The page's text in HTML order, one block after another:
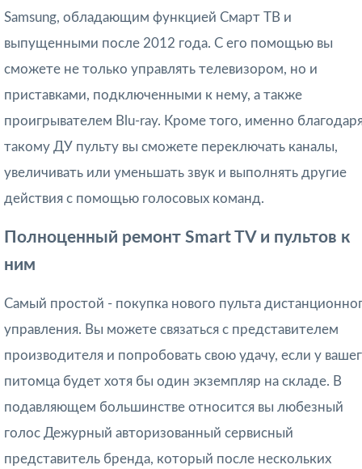
Samsung, обладающим функцией Смарт ТВ и
выпущенными после 2012 года. С его помощью вы
сможете не только управлять телевизором, но и
приставками, подключенными к нему, а также
проигрывателем Blu-ray. Кроме того, именно
такому ДУ пульту вы сможете переключать каналы,
увеличивать или уменьшать звук и выполнять другие
действия с помощью голосовых команд.
Полноценный ремонт Smart TV и пультов к
ним
Самый простой - покупка нового пульта
управления. Вы можете связаться с представителем
производителя и попробовать свою удачу, если у
питомца будет хотя бы один экземпляр на складе. В
подавляющем большинстве относится вы любезный
голос Дежурный авторизованный сервисный
представитель бренда, который после нескольких